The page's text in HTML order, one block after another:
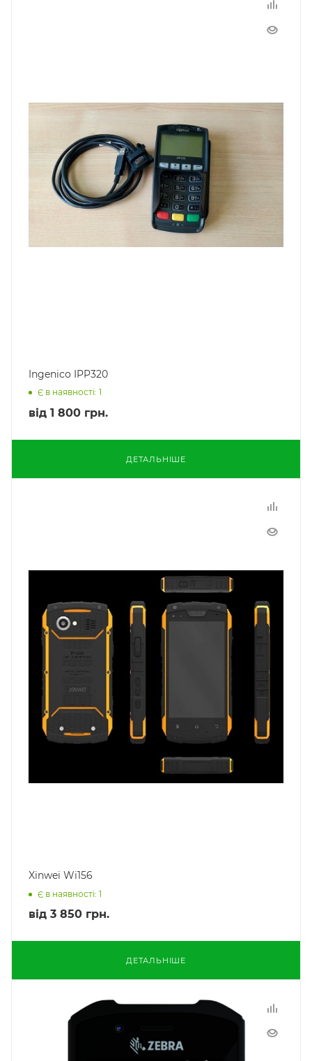
Ingenico IPP320
Є в наявності: 1
від 1 800 грн.
ДЕТАЛЬНІШЕ
Xinwei Wi156
Є в наявності: 1
від 3 850 грн.
ДЕТАЛЬНІШЕ